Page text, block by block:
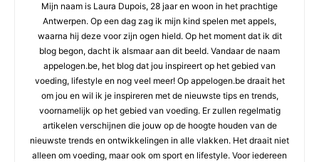
Mijn naam is Laura Dupois, 28 jaar en woon in het prachtige
Antwerpen. Op een dag zag ik mijn kind spelen met appels,
waarna hij deze voor zijn ogen hield. Op het moment dat ik dit
blog begon, dacht ik alsmaar aan dit beeld. Vandaar de naam
appelogen.be, het blog dat jou inspireert op het gebied van
voeding, lifestyle en nog veel meer! Op appelogen.be draait het
om jou en wil ik je inspireren met de nieuwste tips en trends,
voornamelijk op het gebied van voeding. Er zullen regelmatig
artikelen verschijnen die jouw op de hoogte houden van de
nieuwste trends en ontwikkelingen in alle vlakken. Het draait niet
alleen om voeding, maar ook om sport en lifestyle. Voor iedereen